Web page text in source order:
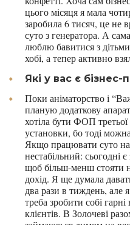
цього місяця я мала
заробила 6 тисяч, це не
суто з генератора. А
люблю бавитися з
хобі, а тепер активно
Які у вас є бізнес-
Поки аніматорство і
планую додаткову
хотіла бути ФОП третьої
установки, бо тоді
Якщо працювати суто на
нестабільний: сьогодні
щоб більш-менш стояти
дохід. Я ще думала
два рази в тиждень, але
треба зробити собі гарні
клієнтів. В Золочеві